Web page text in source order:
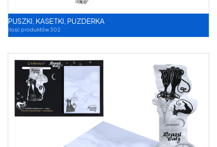
PUSZKI, KASETKI, PUZDERKA
Ilość produktów 302